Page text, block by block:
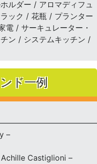
ルダー / アロマディフュ
ック / 花瓶 / プランター
電 / サーキュレーター・
ン / システムキッチン /
ド一例
–
Castiglioni –